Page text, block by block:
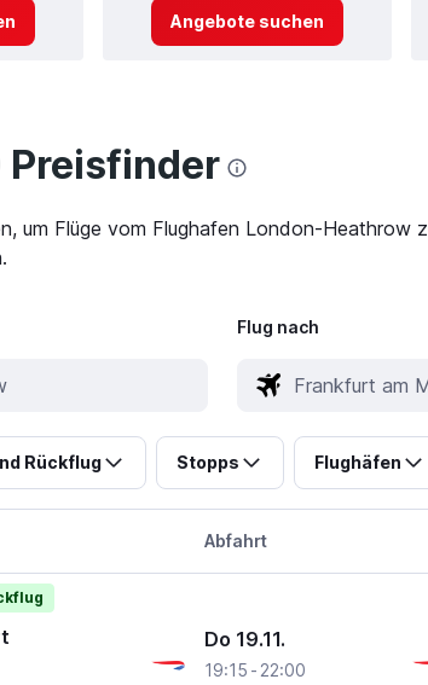
Angebote suchen
Preisfinder
um Flüge vom Flughafen London-
Flug nach
Rückflug Stopps Flughäfen
Abfahrt
Do 19.11.
19:15 - 22:00